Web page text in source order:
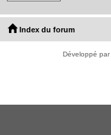
Index du forum
Développé par